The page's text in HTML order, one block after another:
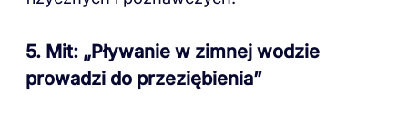
5. Mit: „Pływanie w zimnej wodzie
prowadzi do przeziębienia”